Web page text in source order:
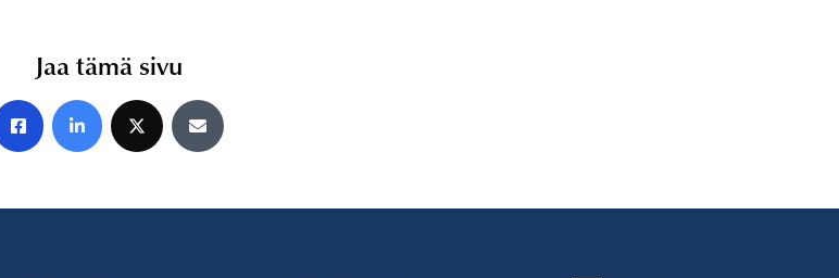
Jaa tämä sivu
Jaa Facebookissa
Jaa LinkedInissä
Jaa X:ssäJaa sähköpostitse